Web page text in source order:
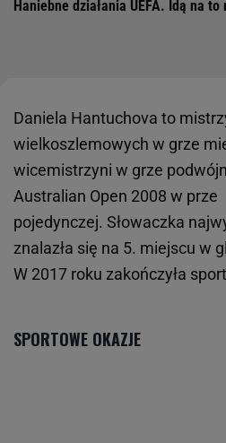
Haniebne działania UEFA. Idą na
Daniela Hantuchova to
wielkoszlemowych w grze
wicemistrzyni w grze
Australian Open 2008 w prze
pojedynczej. Słowaczka
znalazła się na 5. miejscu w
W 2017 roku zakończyła